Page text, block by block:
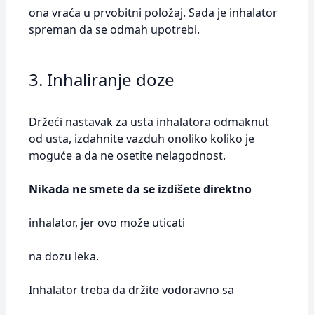
ona vraća u prvobitni položaj. Sada je inhalator
spreman da se odmah upotrebi.
3. Inhaliranje doze
Držeći nastavak za usta inhalatora odmaknut
od usta, izdahnite vazduh onoliko koliko je
moguće a da ne osetite nelagodnost.
Nikada ne smete da se izdišete direktno
inhalator, jer ovo može uticati
na dozu leka.
Inhalator treba da držite vodoravno sa